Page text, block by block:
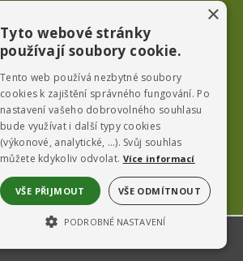
POŠUMAVÍ ×
Tyto webové stránky
používají soubory cookie.
Tento web používá nezbytné soubory
cookies k zajištění správného fungování. Po
nastavení vašeho dobrovolného souhlasu
bude využívat i další typy cookies
(výkonové, analytické, …). Svůj souhlas
můžete kdykoliv odvolat. Více informací
VŠE PŘIJMOUT VŠE ODMÍTNOUT
PODROBNÉ NASTAVENÍ
NEZBYTNĚ NUTNÉ SOUBORY